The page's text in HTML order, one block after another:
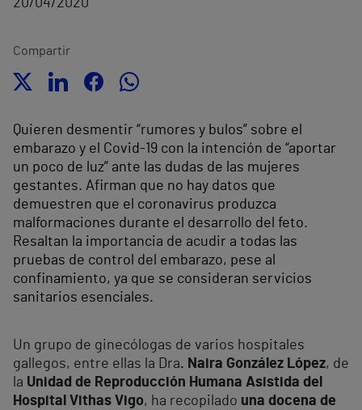
20/04/2020
Compartir
Quieren desmentir “rumores y bulos” sobre el
embarazo y el Covid-19 con la intención de “aportar
un poco de luz” ante las dudas de las mujeres
gestantes. Afirman que no hay datos que
demuestren que el coronavirus produzca
malformaciones durante el desarrollo del feto.
Resaltan la importancia de acudir a todas las
pruebas de control del embarazo, pese al
confinamiento, ya que se consideran servicios
sanitarios esenciales.
Un grupo de ginecólogas de varios hospitales
gallegos, entre ellas la Dra. Naira González López, de
la Unidad de Reproducción Humana Asistida del
Hospital Vithas Vigo, ha recopilado una docena de